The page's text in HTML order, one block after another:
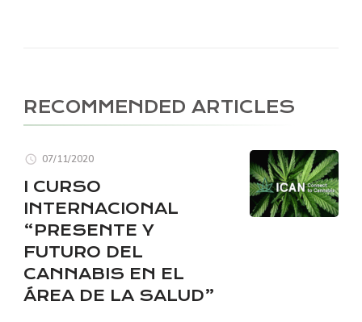
RECOMMENDED ARTICLES
07/11/2020
I CURSO
INTERNACIONAL
“PRESENTE Y
FUTURO DEL
CANNABIS EN EL
ÁREA DE LA SALUD”